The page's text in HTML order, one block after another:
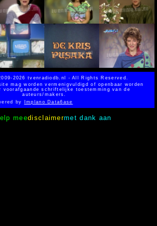
2026 tvenradiodb.nl - All Rights Reserved.
mag worden vermenigvuldigd of openbaar worden
voorafgaande schriftelijke toestemming van de
auteurs/makers.
Powered by Implano Data6ase
meedisclaimermet dank aan